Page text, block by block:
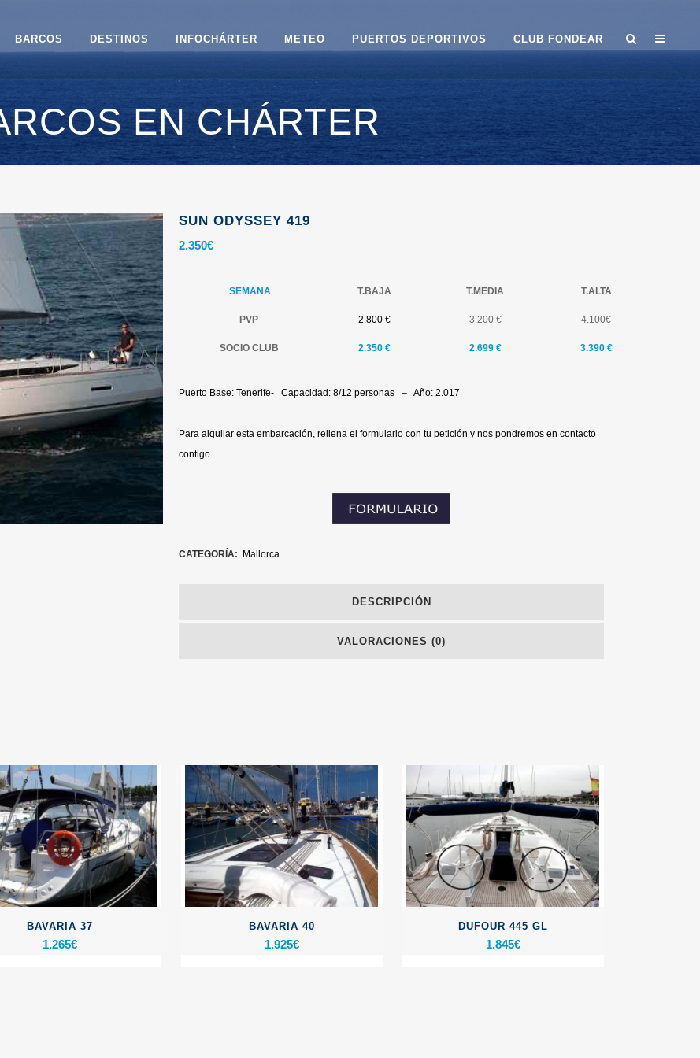
BARCOS DESTINOS INFOCHÁRTER METEO PUERTOS DEPORTIVOS CLUB FONDEAR
EN CHÁRTER
SUN ODYSSEY 419
2.350€
SEMANA T.BAJA T.MEDIA T.ALTA
PVP 2.800 € 3.200 € 4.100€
SOCIO CLUB 2.350€ 2.699 € 3.390 €
Puerto Base: Tenerife- Capacidad: 8/12 personas – Año: 2.017
Para alquilar esta embarcación, rellena el formulario con tu petición y nos pondremos en contacto
contigo.
CATEGORÍA: Mallorca
DESCRIPCIÓN
VALORACIONES (0)
BAVARIA 37
1.265€
BAVARIA 40
1.925€
DUFOUR 445 GL
1.845€